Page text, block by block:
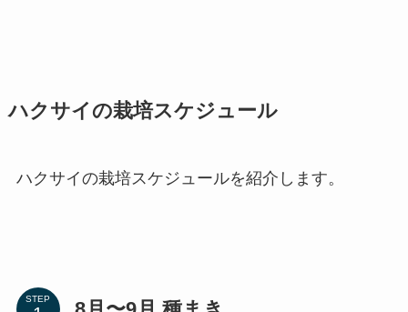
ハクサイの栽培スケジュール
ハクサイの栽培スケジュールを紹介します。
STEP